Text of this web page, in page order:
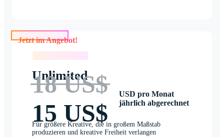
Jetzt im Angebot!
Unlimited
18 US$
15 US$
USD pro Monat
jährlich abgerechnet
Für größere Kreative, die in großem Maßstab
produzieren und kreative Freiheit verlangen